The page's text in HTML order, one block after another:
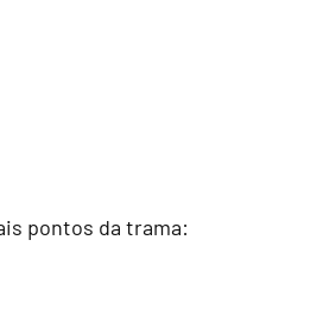
pontos da trama: